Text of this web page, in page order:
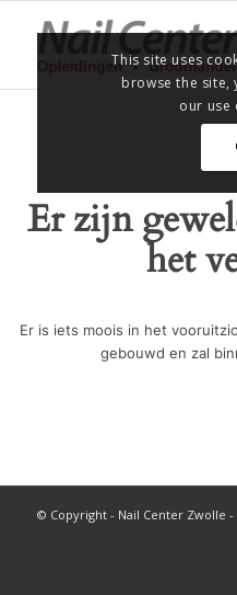
Er zijn
het
Er is iets moois in het
gebouwd en zal
© Copyright - Nail Center Zwolle -
This site uses
browse the site,
our use